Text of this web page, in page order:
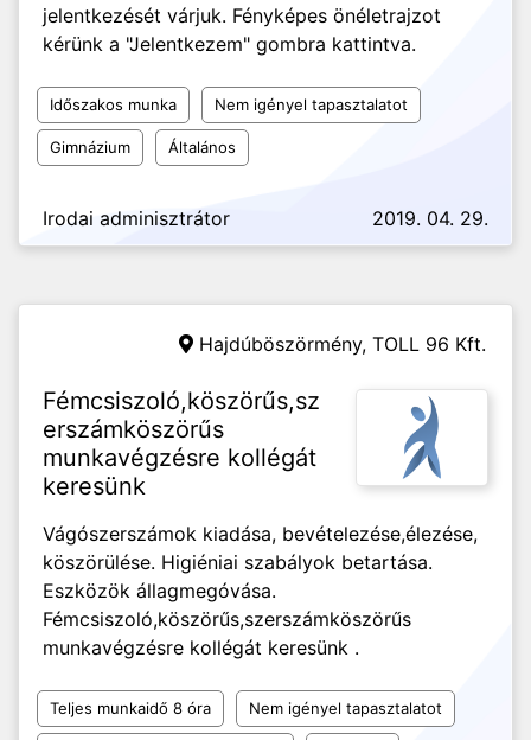
jelentkezését várjuk. Fényképes önéletrajzot
kérünk a "Jelentkezem" gombra kattintva.
Időszakos munka Nem igényel tapasztalatot
Gimnázium Általános
Irodai adminisztrátor 2019. 04. 29.
Hajdúböszörmény, TOLL 96 Kft.
Fémcsiszoló,köszörűs,sz
erszámköszörűs
munkavégzésre kollégát
keresünk
Vágószerszámok kiadása, bevételezése,élezése,
köszörülése. Higiéniai szabályok betartása.
Eszközök állagmegóvása.
Fémcsiszoló,köszörűs,szerszámköszörűs
munkavégzésre kollégát keresünk .
Teljes munkaidő 8 óra Nem igényel tapasztalatot